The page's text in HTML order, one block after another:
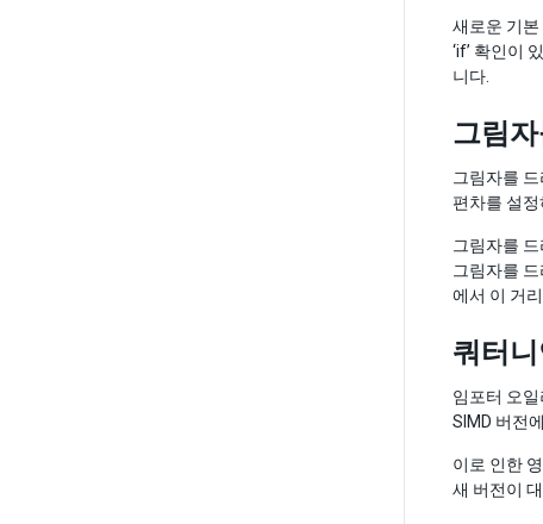
새로운 기
‘if’ 확인이
니다.
그림
그림자를
편차를 설
그림자를
그림자를
에서 이 거
쿼터
임포터 오
SIMD 버전
이로 인한
새 버전이